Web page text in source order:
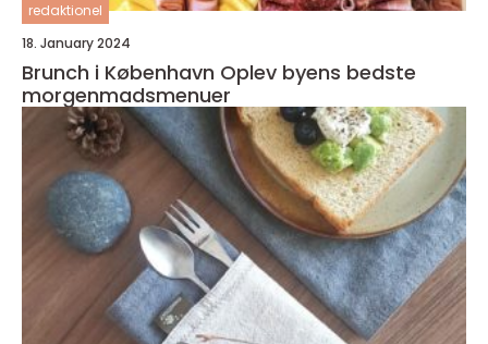
redaktionel
18. January 2024
Brunch i København Oplev byens bedste
morgenmadsmenuer